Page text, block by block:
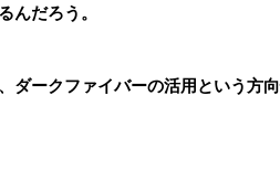
んだろう。
ークファイバーの活用という方向